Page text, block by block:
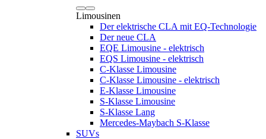
Limousinen
Der elektrische CLA mit EQ-Technologie
Der neue CLA
EQE Limousine - elektrisch
EQS Limousine - elektrisch
C-Klasse Limousine
C-Klasse Limousine - elektrisch
E-Klasse Limousine
S-Klasse Limousine
S-Klasse Lang
Mercedes-Maybach S-Klasse
SUVs